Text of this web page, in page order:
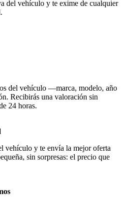
del vehículo y te exime de cualquier
del vehículo —marca, modelo, año
Recibirás una valoración sin
24 horas.
vehículo y te envía la mejor oferta
sin sorpresas: el precio que